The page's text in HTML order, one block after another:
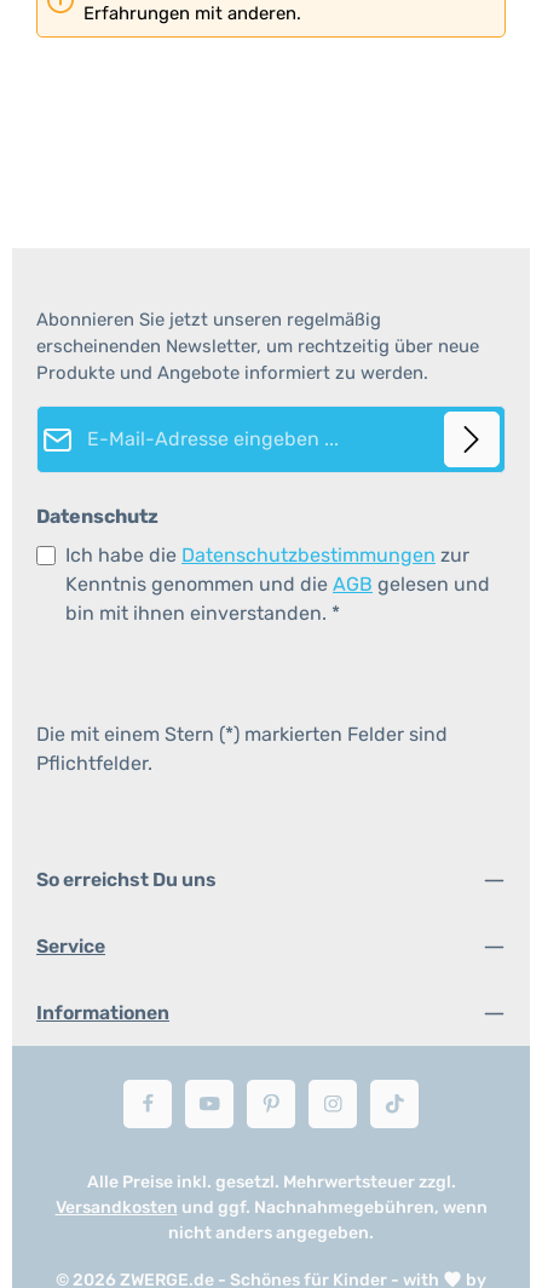
Erfahrungen mit anderen.
Abonnieren Sie jetzt unseren regelmäßig
erscheinenden Newsletter, um rechtzeitig über neue
Produkte und Angebote informiert zu werden.
E-Mail-Adresse*
Datenschutz
Ich habe die Datenschutzbestimmungen zur
Kenntnis genommen und die AGB gelesen und
bin mit ihnen einverstanden. *
Die mit einem Stern (*) markierten Felder sind
Pflichtfelder.
So erreichst Du uns
Service
Informationen
© 2026 ZWERGE.de - Schönes für Kinder - with by
Alle Preise inkl. gesetzl. Mehrwertsteuer zzgl.
Versandkosten und ggf. Nachnahmegebühren, wenn
nicht anders angegeben.